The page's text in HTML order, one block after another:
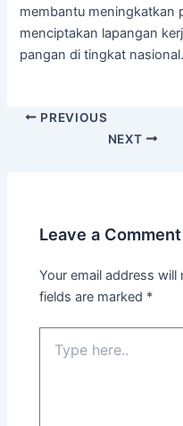
membantu meningkatkan
menciptakan lapangan
pangan di tingkat
PREVIOUS
NEXT
Leave a Comment
Your email address
fields are marked *
here..